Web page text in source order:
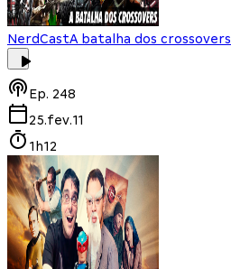
NerdCastA batalha dos crossovers
Ep. 248
25.fev.11
1h12